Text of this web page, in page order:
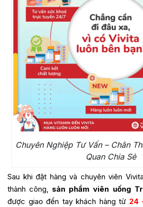
Chuyên Nghiệp Tư Vấn – Chân
Quan Chia Sẻ
Sau khi đặt hàng và chuyên viên
thành công, sản phẩm viên uống
được giao đến tay khách hàng từ 24